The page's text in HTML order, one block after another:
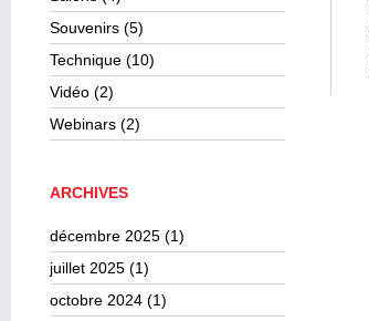
Souvenirs (5)
Technique (10)
Vidéo (2)
Webinars (2)
ARCHIVES
décembre 2025 (1)
juillet 2025 (1)
octobre 2024 (1)